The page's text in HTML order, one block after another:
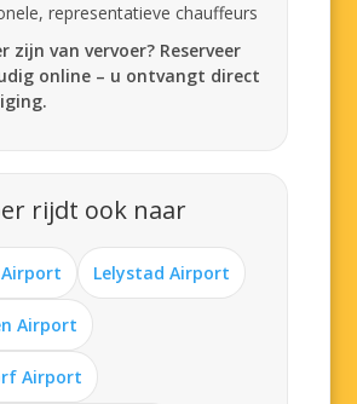
representatieve chauffeurs
zijn van vervoer? Reserveer
online – u ontvangt direct
rijdt ook naar
Lelystad Airport
Airport
Airport